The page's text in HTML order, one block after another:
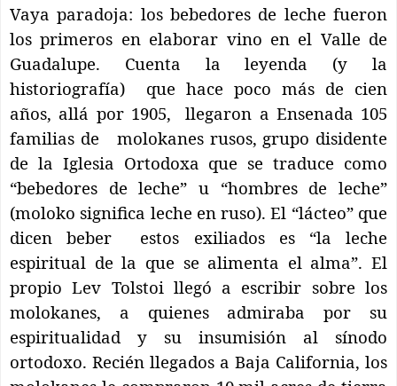
Vaya paradoja: los bebedores de leche fueron
los primeros en elaborar vino en el Valle de
Guadalupe. Cuenta la leyenda (y la
historiografía)
que hace poco más de cien
años, allá por 1905,
llegaron a Ensenada 105
familias de
molokanes rusos, grupo disidente
de la Iglesia Ortodoxa que se traduce como
“bebedores de leche” u “hombres de leche”
(moloko significa leche en ruso). El “lácteo” que
dicen beber
estos exiliados es “la leche
espiritual de la que se alimenta el alma”. El
propio Lev Tolstoi llegó a escribir sobre los
molokanes, a quienes admiraba por su
espiritualidad y su insumisión al sínodo
ortodoxo. Recién llegados a Baja California, los